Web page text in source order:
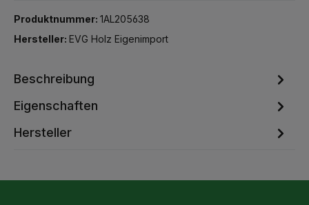
Produktnummer: 1AL205638
Hersteller: EVG Holz Eigenimport
Beschreibung
Eigenschaften
Hersteller